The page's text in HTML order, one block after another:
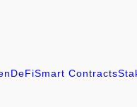
DeFiSmart Contracts